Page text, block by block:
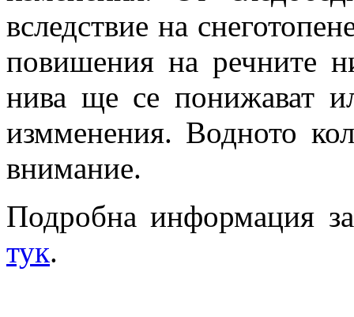
вследствие на
повишения на речните
нива ще се понижават
измменения. Водното
внимание.
Подробна информация
тук.